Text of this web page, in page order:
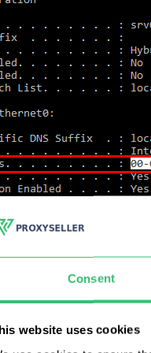
Consent
website uses cookies
Adresse kann je
mit dem
versuchen, die
sollten Sie die